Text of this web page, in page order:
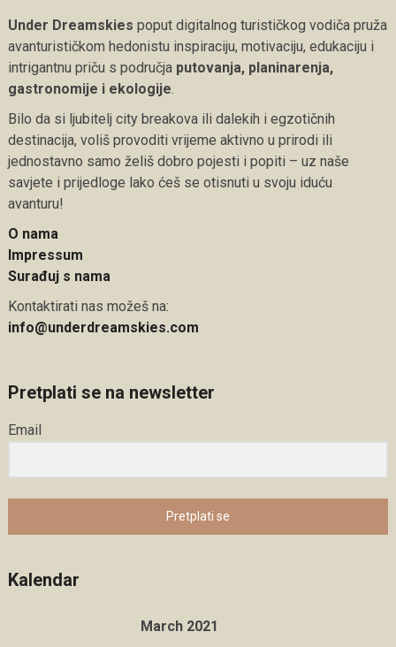
Under Dreamskies poput digitalnog turističkog vodiča pruža
avanturističkom hedonistu inspiraciju, motivaciju, edukaciju i
intrigantnu priču s područja putovanja, planinarenja,
gastronomije i ekologije.
Bilo da si ljubitelj city breakova ili dalekih i egzotičnih
destinacija, voliš provoditi vrijeme aktivno u prirodi ili
jednostavno samo želiš dobro pojesti i popiti – uz naše
savjete i prijedloge lako ćeš se otisnuti u svoju iduću
avanturu!
O nama
Impressum
Surađuj s nama
Kontaktirati nas možeš na:
info@underdreamskies.com
Pretplati se na newsletter
Email
Pretplati se
Kalendar
March 2021